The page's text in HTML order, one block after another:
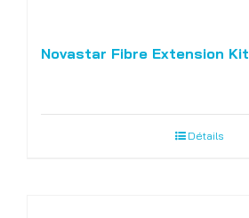
Novastar Fibre Extension Kit
Détails